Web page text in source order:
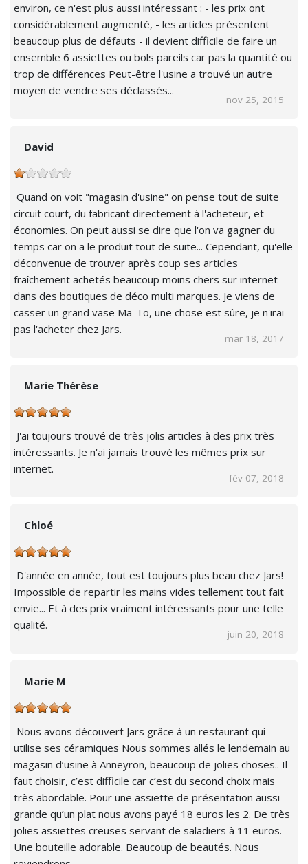
environ, ce n'est plus aussi intéressant : - les prix ont
considérablement augmenté, - les articles présentent
beaucoup plus de défauts - il devient difficile de faire un
ensemble 6 assiettes ou bols pareils car pas la quantité ou
trop de différences Peut-être l'usine a trouvé un autre
moyen de vendre ses déclassés...
nov 25, 2015
David
Quand on voit "magasin d'usine" on pense tout de suite
circuit court, du fabricant directement à l'acheteur, et
économies. On peut aussi se dire que l'on va gagner du
temps car on a le produit tout de suite... Cependant, qu'elle
déconvenue de trouver après coup ses articles
fraîchement achetés beaucoup moins chers sur internet
dans des boutiques de déco multi marques. Je viens de
casser un grand vase Ma-To, une chose est sûre, je n'irai
pas l'acheter chez Jars.
mar 18, 2017
Marie Thérèse
J'ai toujours trouvé de très jolis articles à des prix très
intéressants. Je n'ai jamais trouvé les mêmes prix sur
internet.
fév 07, 2018
Chloé
D'année en année, tout est toujours plus beau chez Jars!
Impossible de repartir les mains vides tellement tout fait
envie... Et à des prix vraiment intéressants pour une telle
qualité.
juin 20, 2018
Marie M
Nous avons découvert Jars grâce à un restaurant qui
utilise ses céramiques Nous sommes allés le lendemain au
magasin d’usine à Anneyron, beaucoup de jolies choses.. Il
faut choisir, c’est difficile car c’est du second choix mais
très abordable. Pour une assiette de présentation aussi
grande qu’un plat nous avons payé 18 euros les 2. De très
jolies assiettes creuses servant de saladiers à 11 euros.
Une bouteille adorable. Beaucoup de beautés. Nous